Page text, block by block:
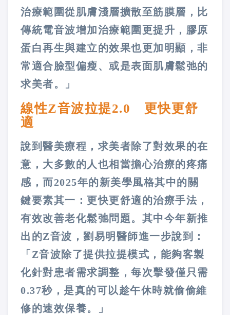
治療範圍從肌膚淺層擴散至筋膜層，比
傳統電音波增加治療範圍更提升，膠原
蛋白再生與建立的效果也更加明顯，非
常適合臉型偏瘦、或是表面肌膚鬆弛的
求美者。」
線性Z音波拉提2.0 更快更舒
適
說到醫美療程，求美者除了對效果的在
意，大多數的人也相當擔心治療的疼痛
感，而2025年的新美學風格其中的關
鍵要素其一：更快更舒適的治療手法，
有效改善老化鬆弛問題。其中今年新推
出的Z音波，劉易明醫師進一步說到：
「Z音波除了提供拉提模式，能夠客製
化針對患者需求調整，每次擊發僅只需
0.37秒，是真的可以趁午休時就偷偷維
修的速效保養。」